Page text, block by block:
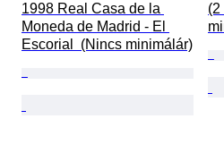
1998 Real Casa de la
Moneda de Madrid - El
Escorial  (Nincs minimálár)
(2